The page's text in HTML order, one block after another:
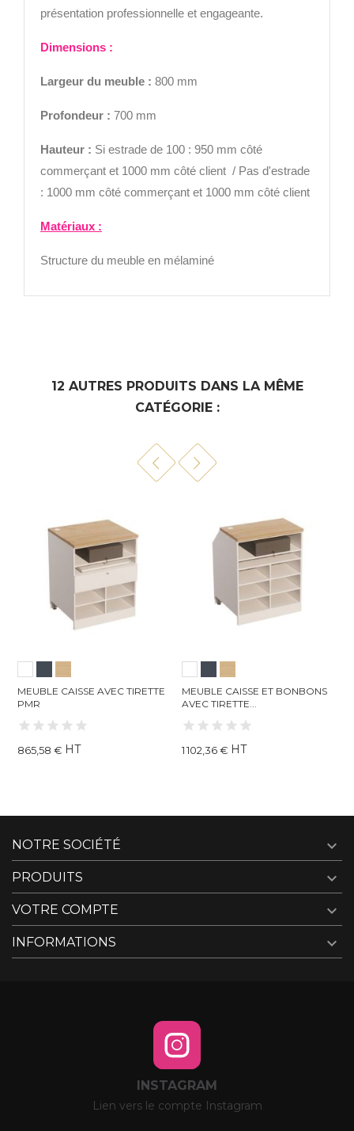
présentation professionnelle et engageante.
Dimensions :
Largeur du meuble : 800 mm
Profondeur : 700 mm
Hauteur : Si estrade de 100 : 950 mm côté
commerçant et 1000 mm côté client / Pas d'estrade
: 1000 mm côté commerçant et 1000 mm côté client
Matériaux :
Structure du meuble en mélaminé
12 AUTRES PRODUITS DANS LA MÊME
CATÉGORIE :
MEUBLE CAISSE AVEC TIRETTE
PMR
865,58 € HT
MEUBLE CAISSE ET BONBONS
AVEC TIRETTE...
1 102,36 € HT
NOTRE SOCIÉTÉ 
PRODUITS 
VOTRE COMPTE 
INFORMATIONS 
INSTAGRAM
Lien vers le compte Instagram